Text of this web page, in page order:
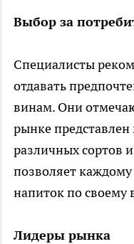
Выбор за
Специалисты
отдавать
винам. Они
рынке
различных сортов
позволяет
напиток по своему
Лидеры рынка